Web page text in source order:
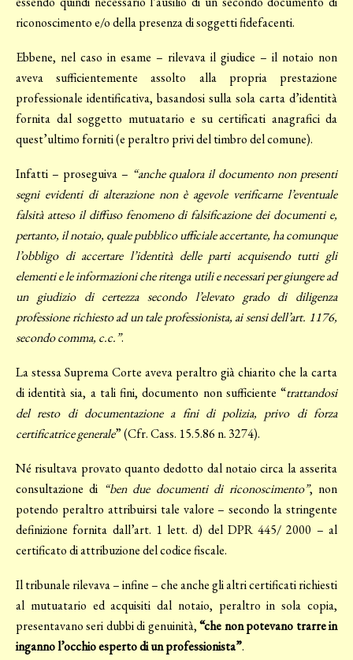
riconoscimento e/o della presenza di soggetti fidefacenti.
Ebbene, nel caso in esame – rilevava il giudice – il notaio non
aveva sufficientemente assolto alla propria prestazione
professionale identificativa, basandosi sulla sola carta d’identità
fornita dal soggetto mutuatario e su certificati anagrafici da
quest’ultimo forniti (e peraltro privi del timbro del comune).
Infatti – proseguiva – “anche qualora il documento non presenti
segni evidenti di alterazione non è agevole verificarne l’eventuale
falsità atteso il diffuso fenomeno di falsificazione dei documenti e,
pertanto, il notaio, quale pubblico ufficiale accertante, ha comunque
l’obbligo di accertare l’identità delle parti acquisendo tutti gli
elementi e le informazioni che ritenga utili e necessari per giungere ad
un giudizio di certezza secondo l’elevato grado di diligenza
professione richiesto ad un tale professionista, ai sensi dell’art. 1176,
secondo comma, c.c.”.
La stessa Suprema Corte aveva peraltro già chiarito che la carta
di identità sia, a tali fini, documento non sufficiente “trattandosi
del resto di documentazione a fini di polizia, privo di forza
certificatrice generale” (Cfr. Cass. 15.5.86 n. 3274).
Né risultava provato quanto dedotto dal notaio circa la asserita
consultazione di “ben due documenti di riconoscimento”, non
potendo peraltro attribuirsi tale valore – secondo la stringente
definizione fornita dall’art. 1 lett. d) del DPR 445/ 2000 – al
certificato di attribuzione del codice fiscale.
Il tribunale rilevava – infine – che anche gli altri certificati richiesti
al mutuatario ed acquisiti dal notaio, peraltro in sola copia,
presentavano seri dubbi di genuinità,“che non potevano trarre in
inganno l’occhio esperto di un professionista”.